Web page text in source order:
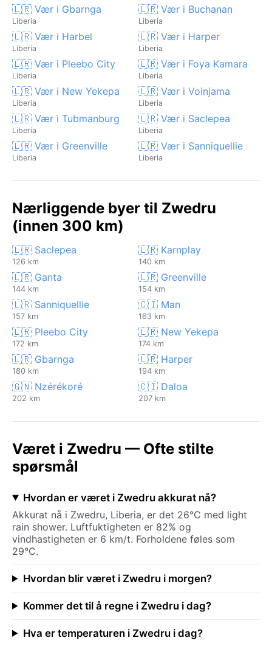
🇱🇷 Vær i Gbarnga
Liberia
🇱🇷 Vær i Buchanan
Liberia
🇱🇷 Vær i Harbel
Liberia
🇱🇷 Vær i Harper
Liberia
🇱🇷 Vær i Pleebo City
Liberia
🇱🇷 Vær i Foya Kamara
Liberia
🇱🇷 Vær i New Yekepa
Liberia
🇱🇷 Vær i Voinjama
Liberia
🇱🇷 Vær i Tubmanburg
Liberia
🇱🇷 Vær i Saclepea
Liberia
🇱🇷 Vær i Greenville
Liberia
🇱🇷 Vær i Sanniquellie
Liberia
Nærliggende byer til Zwedru
(innen 300 km)
🇱🇷 Saclepea
126 km
🇱🇷 Karnplay
140 km
🇱🇷 Ganta
144 km
🇱🇷 Greenville
154 km
🇱🇷 Sanniquellie
157 km
🇨🇮 Man
163 km
🇱🇷 Pleebo City
172 km
🇱🇷 New Yekepa
174 km
🇱🇷 Gbarnga
180 km
🇱🇷 Harper
194 km
🇬🇳 Nzérékoré
202 km
🇨🇮 Daloa
207 km
Været i Zwedru — Ofte stilte
spørsmål
Hvordan er været i Zwedru akkurat nå?
Akkurat nå i Zwedru, Liberia, er det 26°C med light
rain shower. Luftfuktigheten er 82% og
vindhastigheten er 6 km/t. Forholdene føles som
29°C.
Hvordan blir været i Zwedru i morgen?
Kommer det til å regne i Zwedru i dag?
Hva er temperaturen i Zwedru i dag?